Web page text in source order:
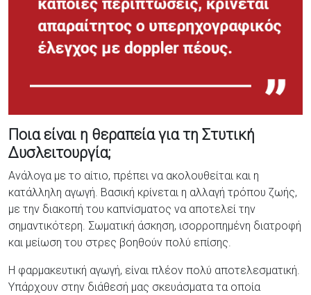
Ποια είναι η θεραπεία για τη Στυτική
Δυσλειτουργία;
Ανάλογα με το αίτιο, πρέπει να ακολουθείται και η
κατάλληλη αγωγή. Βασική κρίνεται η αλλαγή τρόπου ζωής,
με την διακοπή του καπνίσματος να αποτελεί την
σημαντικότερη. Σωματική άσκηση, ισορροπημένη διατροφή
και μείωση του στρες βοηθούν πολύ επίσης.
Η φαρμακευτική αγωγή, είναι πλέον πολύ αποτελεσματική.
Υπάρχουν στην διάθεσή μας σκευάσματα τα οποία